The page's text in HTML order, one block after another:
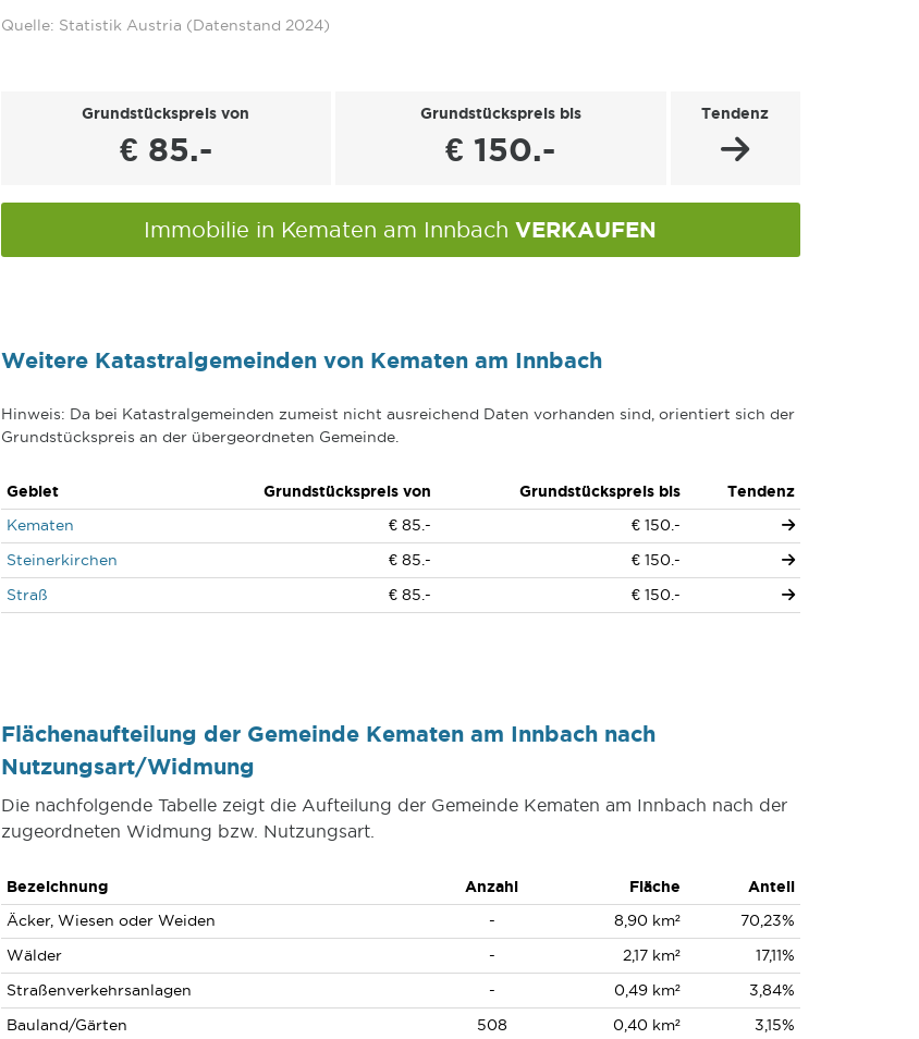
Quelle: Statistik Austria (Datenstand 2024)
Grundstückspreis von
€ 85.-
Grundstückspreis bis
€ 150.-
Tendenz
Immobilie in Kematen am Innbach VERKAUFEN
Weitere Katastralgemeinden von Kematen am Innbach
Hinweis: Da bei Katastralgemeinden zumeist nicht ausreichend Daten vorhanden sind, orientiert sich der
Grundstückspreis an der übergeordneten Gemeinde.
Gebiet Grundstückspreis von Grundstückspreis bis
Tendenz
Kematen
€ 85.-
€ 150.-
Steinerkirchen
€ 85.-
€ 150.-
Straß
€ 85.- € 150.-
Flächenaufteilung der Gemeinde Kematen am Innbach nach
Nutzungsart/Widmung
Die nachfolgende Tabelle zeigt die Aufteilung der Gemeinde Kematen am Innbach nach der
zugeordneten Widmung bzw. Nutzungsart.
Bezeichnung Anzahl Fläche
Anteil
Äcker, Wiesen oder Weiden
- 8,90 km²
70,23%
Wälder
- 2,17 km²
17,11%
Straßenverkehrsanlagen
- 0,49 km²
3,84%
Bauland/Gärten
508 0,40 km²
3,15%